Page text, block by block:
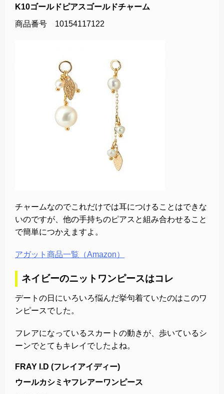
K10ゴールドピアスゴールドチャーム
商品番号 10154117122
チャームなのでこれだけでは耳につけることはできな
いのですが、他の手持ちのピアスと組み合わせること
で簡単につかえますよ。
アガット商品一覧（Amazon）
ネイビーのニットワンピースはコレ
デートの日にいろいろ悩んだ挙句着ていたのはこのワ
ンピースでした。
フレアになっているスカートの動きが、歩いているシ
ーンでとてもキレイでしたよね。
FRAY I.D (フレイアイディー)
ウールカシミヤフレアーワンピース